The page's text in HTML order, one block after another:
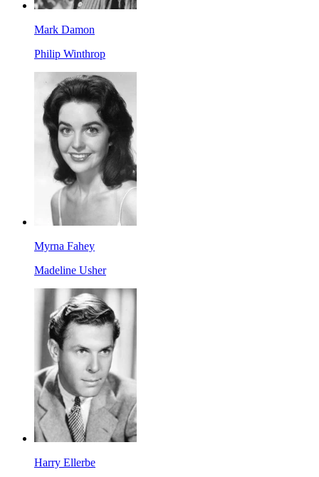
Mark Damon
Philip Winthrop
Myrna Fahey
Madeline Usher
Harry Ellerbe